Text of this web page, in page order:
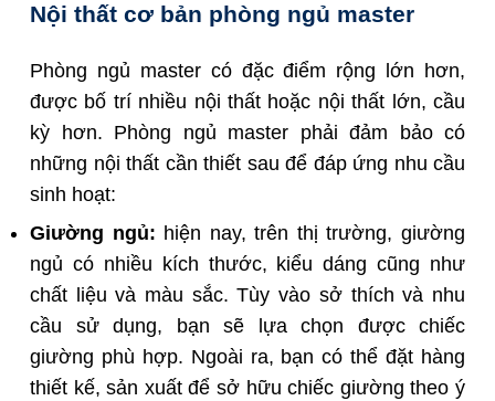
Nội thất cơ bản phòng ngủ master
Phòng ngủ master có đặc điểm rộng lớn hơn,
được bố trí nhiều nội thất hoặc nội thất lớn, cầu
kỳ hơn. Phòng ngủ master phải đảm bảo có
những nội thất cần thiết sau để đáp ứng nhu cầu
sinh hoạt:
Giường ngủ: hiện nay, trên thị trường, giường
ngủ có nhiều kích thước, kiểu dáng cũng như
chất liệu và màu sắc. Tùy vào sở thích và nhu
cầu sử dụng, bạn sẽ lựa chọn được chiếc
giường phù hợp. Ngoài ra, bạn có thể đặt hàng
thiết kế, sản xuất để sở hữu chiếc giường theo ý